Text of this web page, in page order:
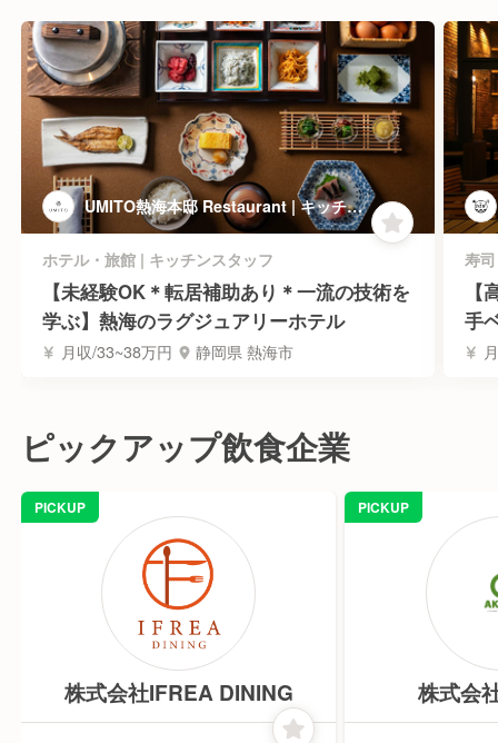
UMITO熱海本邸 Restaurant | キッチン
スタッフ
ホテル・旅館 | キッチンスタッフ
【未経験OK＊転居補助あり＊一流の技術を
学ぶ】熱海のラグジュアリーホテル
月収/33~38万円 静岡県 熱海市
寿
手
ピックアップ飲食企業
PICKUP
株式会社IFREA DINING
PICKUP
株式会